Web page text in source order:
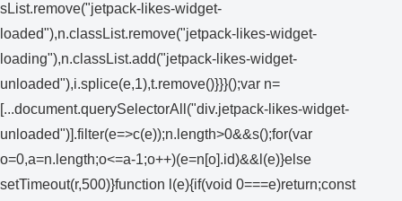
sList.remove("jetpack-likes-widget-
loaded"),n.classList.remove("jetpack-likes-widget-
loading"),n.classList.add("jetpack-likes-widget-
unloaded"),i.splice(e,1),t.remove()}}}();var n=
[...document.querySelectorAll("div.jetpack-likes-widget-
unloaded")].filter(e=>c(e));n.length>0&&s();for(var
o=0,a=n.length;o<=a-1;o++)(e=n[o].id)&&l(e)}else
setTimeout(r,500)}function l(e){if(void 0===e)return;const